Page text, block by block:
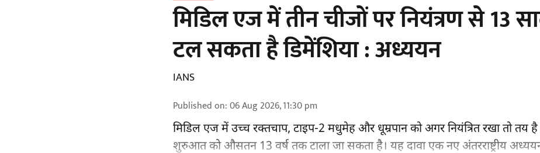
मिडिल एज में तीन चीजों पर नियंत्रण से 13
टल सकता है डिमेंशिया : अध्ययन
IANS
Published on:06 Aug 2026, 11:30 pm
मिडिल एज में उच्च रक्तचाप, टाइप-2 मधुमेह और धूम्रपान को अगर नियंत्रित रखा तो तय है
शुरुआत को औसतन 13 वर्ष तक टाला जा सकता है। यह दावा एक नए अंतरराष्ट्रीय